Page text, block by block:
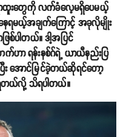
ရာထူးတွေကို လက်ခံလေ့မရှိပေမယ့်
ရမယ့်အချက်ကြောင့် အခုလိုမျိုး
ပါတယ်။ ဒါ့အပြင်
ဟာ ရန်းနစ်ဂ်ရဲ့ ယာယီနည်းပြ
အောင်မြင်ခဲ့တယ်ဆိုရင်တော့
ရှိတယ်လို့ သိရပါတယ်။